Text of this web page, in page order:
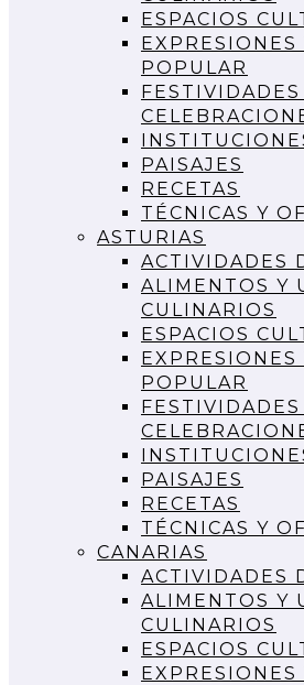
ESPACIOS
POPULAR
FESTIVIDADES
PAISAJES
RECETAS
TÉCNICAS Y
ASTURIAS
ACTIVIDADES
ALIMENTOS Y
CULINARIOS
ESPACIOS
POPULAR
FESTIVIDADES
PAISAJES
RECETAS
TÉCNICAS Y
CANARIAS
ACTIVIDADES
ALIMENTOS Y
CULINARIOS
ESPACIOS